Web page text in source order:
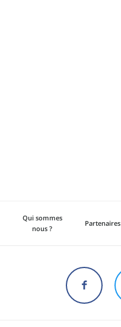
Qui sommes
nous ?
Partenaires